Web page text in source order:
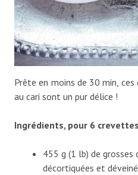
Prête en moins de 30 min,
au cari sont un pur délice !
Ingrédients, pour 6
455 g (1 lb) de
décortiquées et